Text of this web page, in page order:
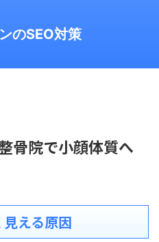
のSEO対策
骨院で小顔体質へ
える原因